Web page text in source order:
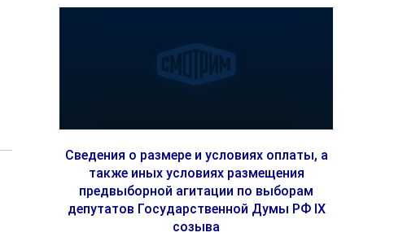
Сведения о размере и условиях оплаты, а
также иных условиях размещения
предвыборной агитации по выборам
депутатов Государственной Думы РФ IX
созыва